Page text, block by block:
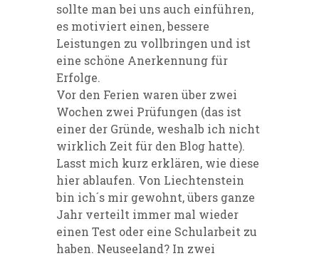
sollte man bei uns auch einführen,
es motiviert einen, bessere
Leistungen zu vollbringen und ist
eine schöne Anerkennung für
Erfolge.
Vor den Ferien waren über zwei
Wochen zwei Prüfungen (das ist
einer der Gründe, weshalb ich nicht
wirklich Zeit für den Blog hatte).
Lasst mich kurz erklären, wie diese
hier ablaufen. Von Liechtenstein
bin ich´s mir gewohnt, übers ganze
Jahr verteilt immer mal wieder
einen Test oder eine Schularbeit zu
haben. Neuseeland? In zwei